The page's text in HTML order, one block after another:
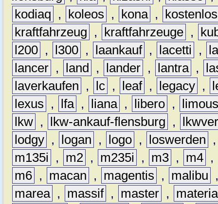
kodiaq
, koleos , kona ,
kostenlos
kraftfahrzeug
, kraftfahrzeuge ,
l200 , l300 , laankauf , lacetti ,
lancer , land , lander , lantra ,
laverkaufen
, lc , leaf , legacy ,
lexus
, lfa , liana , libero ,
lkw , lkw-ankauf-flensburg ,
lodgy , logan , logo , loswerden
m135i
, m2 , m235i , m3 , m4 ,
m6 , macan , magentis , malibu
marea , massif , master ,
materia